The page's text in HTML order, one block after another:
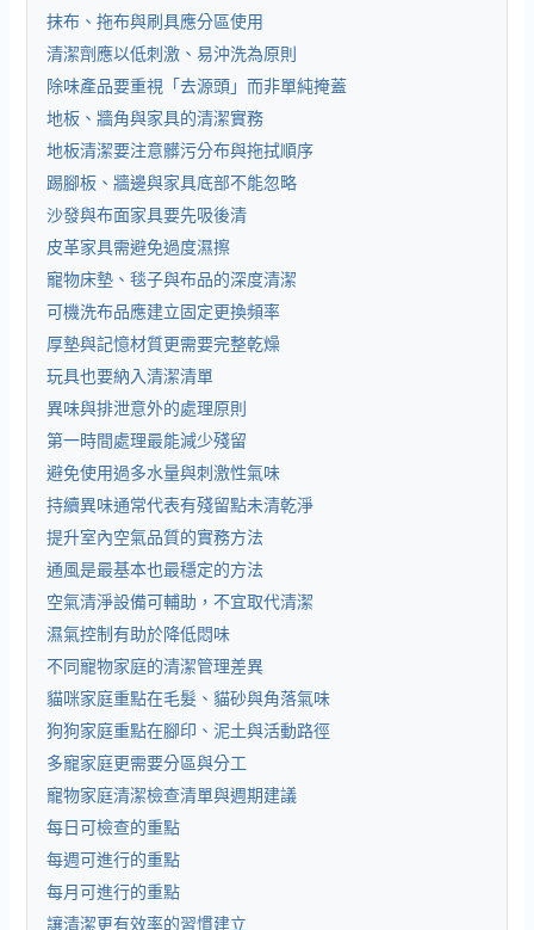
抹布、拖布與刷具應分區使用
清潔劑應以低刺激、易沖洗為原則
除味產品要重視「去源頭」而非單純掩蓋
地板、牆角與家具的清潔實務
地板清潔要注意髒污分布與拖拭順序
踢腳板、牆邊與家具底部不能忽略
沙發與布面家具要先吸後清
皮革家具需避免過度濕擦
寵物床墊、毯子與布品的深度清潔
可機洗布品應建立固定更換頻率
厚墊與記憶材質更需要完整乾燥
玩具也要納入清潔清單
異味與排泄意外的處理原則
第一時間處理最能減少殘留
避免使用過多水量與刺激性氣味
持續異味通常代表有殘留點未清乾淨
提升室內空氣品質的實務方法
通風是最基本也最穩定的方法
空氣清淨設備可輔助，不宜取代清潔
濕氣控制有助於降低悶味
不同寵物家庭的清潔管理差異
貓咪家庭重點在毛髮、貓砂與角落氣味
狗狗家庭重點在腳印、泥土與活動路徑
多寵家庭更需要分區與分工
寵物家庭清潔檢查清單與週期建議
每日可檢查的重點
每週可進行的重點
每月可進行的重點
讓清潔更有效率的習慣建立